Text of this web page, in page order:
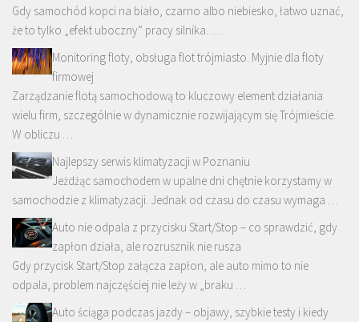
Gdy samochód kopci na biało, czarno albo niebiesko, łatwo uznać,
że to tylko „efekt uboczny” pracy silnika. …
Monitoring floty, obsługa flot trójmiasto. Myjnie dla floty
firmowej
Zarządzanie flotą samochodową to kluczowy element działania
wielu firm, szczególnie w dynamicznie rozwijającym się Trójmieście.
W obliczu …
Najlepszy serwis klimatyzacji w Poznaniu
Jeżdżąc samochodem w upalne dni chętnie korzystamy w
samochodzie z klimatyzacji. Jednak od czasu do czasu wymaga …
Auto nie odpala z przycisku Start/Stop – co sprawdzić, gdy
zapłon działa, ale rozrusznik nie rusza
Gdy przycisk Start/Stop załącza zapłon, ale auto mimo to nie
odpala, problem najczęściej nie leży w „braku …
Auto ściąga podczas jazdy – objawy, szybkie testy i kiedy